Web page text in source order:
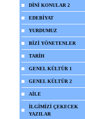
DİNİ KONULAR 2
EDEBİYAT
YURDUMUZ
BİZİ YÖNETENLER
TARİH
GENEL KÜLTÜR 1
GENEL KÜLTÜR 2
AİLE
İLGİMİZİ ÇEKECEK
YAZILAR